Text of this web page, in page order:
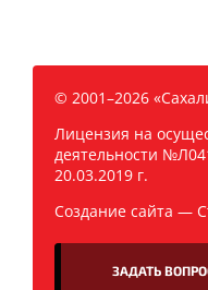
© 2001–2026
Лицензия на
деятельности
20.03.2019 г.
Создание сайта —
ЗАДАТЬ